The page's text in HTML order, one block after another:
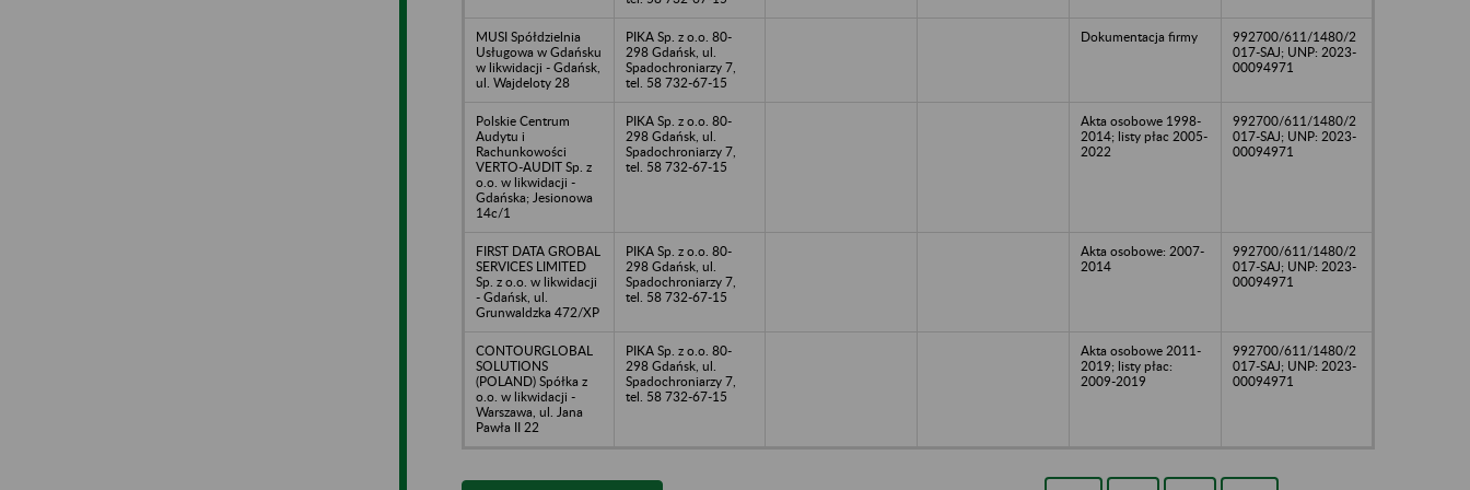
MUSI Spółdzielnia
Usługowa w Gdańsku
w likwidacji - Gdańsk,
ul. Wajdeloty 28
PIKA Sp. z o.o. 80-
298 Gdańsk, ul.
Spadochroniarzy 7,
tel. 58 732-67-15
Dokumentacja firmy
992700/611/1480/2
017-SAJ; UNP: 2023-
00094971
Polskie Centrum
Audytu i
Rachunkowości
VERTO-AUDIT Sp. z
o.o. w likwidacji -
Gdańska; Jesionowa
14c/1
PIKA Sp. z o.o. 80-
298 Gdańsk, ul.
Spadochroniarzy 7,
tel. 58 732-67-15
Akta osobowe 1998-
2014; listy płac 2005-
2022
992700/611/1480/2
017-SAJ; UNP: 2023-
00094971
FIRST DATA GROBAL
SERVICES LIMITED
Sp. z o.o. w likwidacji
- Gdańsk, ul.
Grunwaldzka 472/XP
PIKA Sp. z o.o. 80-
298 Gdańsk, ul.
Spadochroniarzy 7,
tel. 58 732-67-15
Akta osobowe: 2007-
2014
992700/611/1480/2
017-SAJ; UNP: 2023-
00094971
CONTOURGLOBAL
SOLUTIONS
(POLAND) Spółka z
o.o. w likwidacji -
Warszawa, ul. Jana
Pawła II 22
PIKA Sp. z o.o. 80-
298 Gdańsk, ul.
Spadochroniarzy 7,
tel. 58 732-67-15
Akta osobowe 2011-
2019; listy płac:
2009-2019
992700/611/1480/2
017-SAJ; UNP: 2023-
00094971